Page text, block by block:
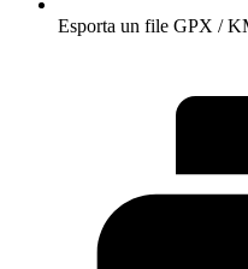
Esporta un file GPX /